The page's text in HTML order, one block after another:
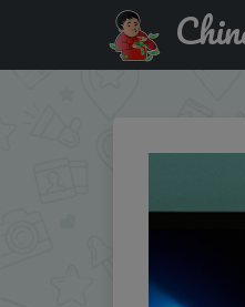
Скидка на: Mini USB